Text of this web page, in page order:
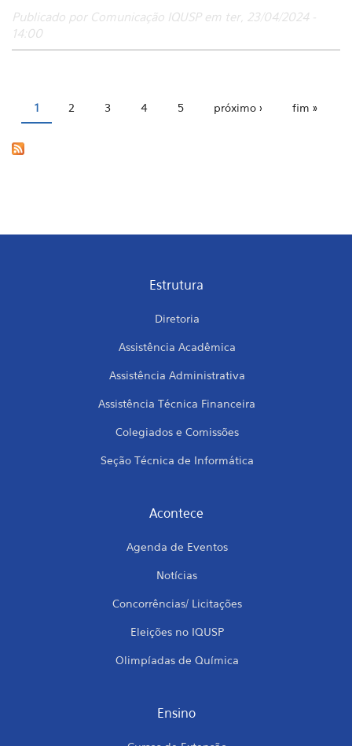
Publicado por Comunicação IQUSP em ter, 23/04/2024 -
14:00
Páginas
1 2 3 4 5 próximo › fim »
Estrutura
Diretoria
Assistência Acadêmica
Assistência Administrativa
Assistência Técnica Financeira
Colegiados e Comissões
Seção Técnica de Informática
Acontece
Agenda de Eventos
Notícias
Concorrências/ Licitações
Eleições no IQUSP
Olimpíadas de Química
Ensino